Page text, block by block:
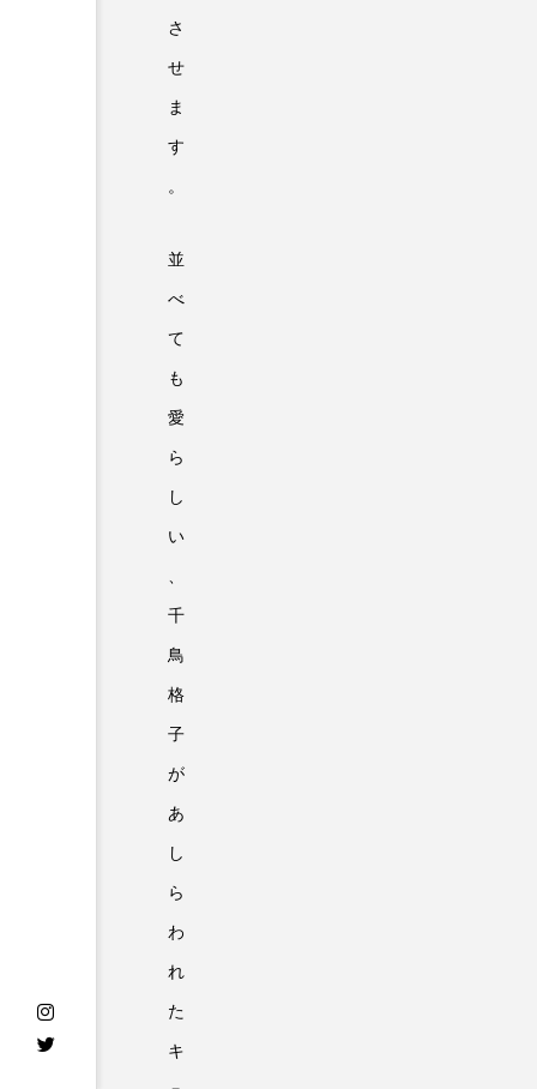
さ
せ
ま
す
。
並
べ
て
も
愛
ら
し
い
千
鳥
格
子
が
あ
し
ら
わ
れ
た
キ